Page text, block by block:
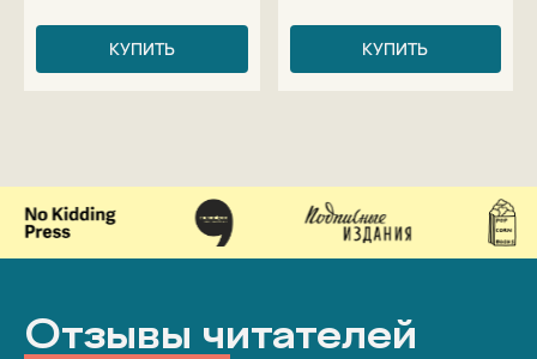
КУПИТЬ КУПИТЬ
Отзывы читателей